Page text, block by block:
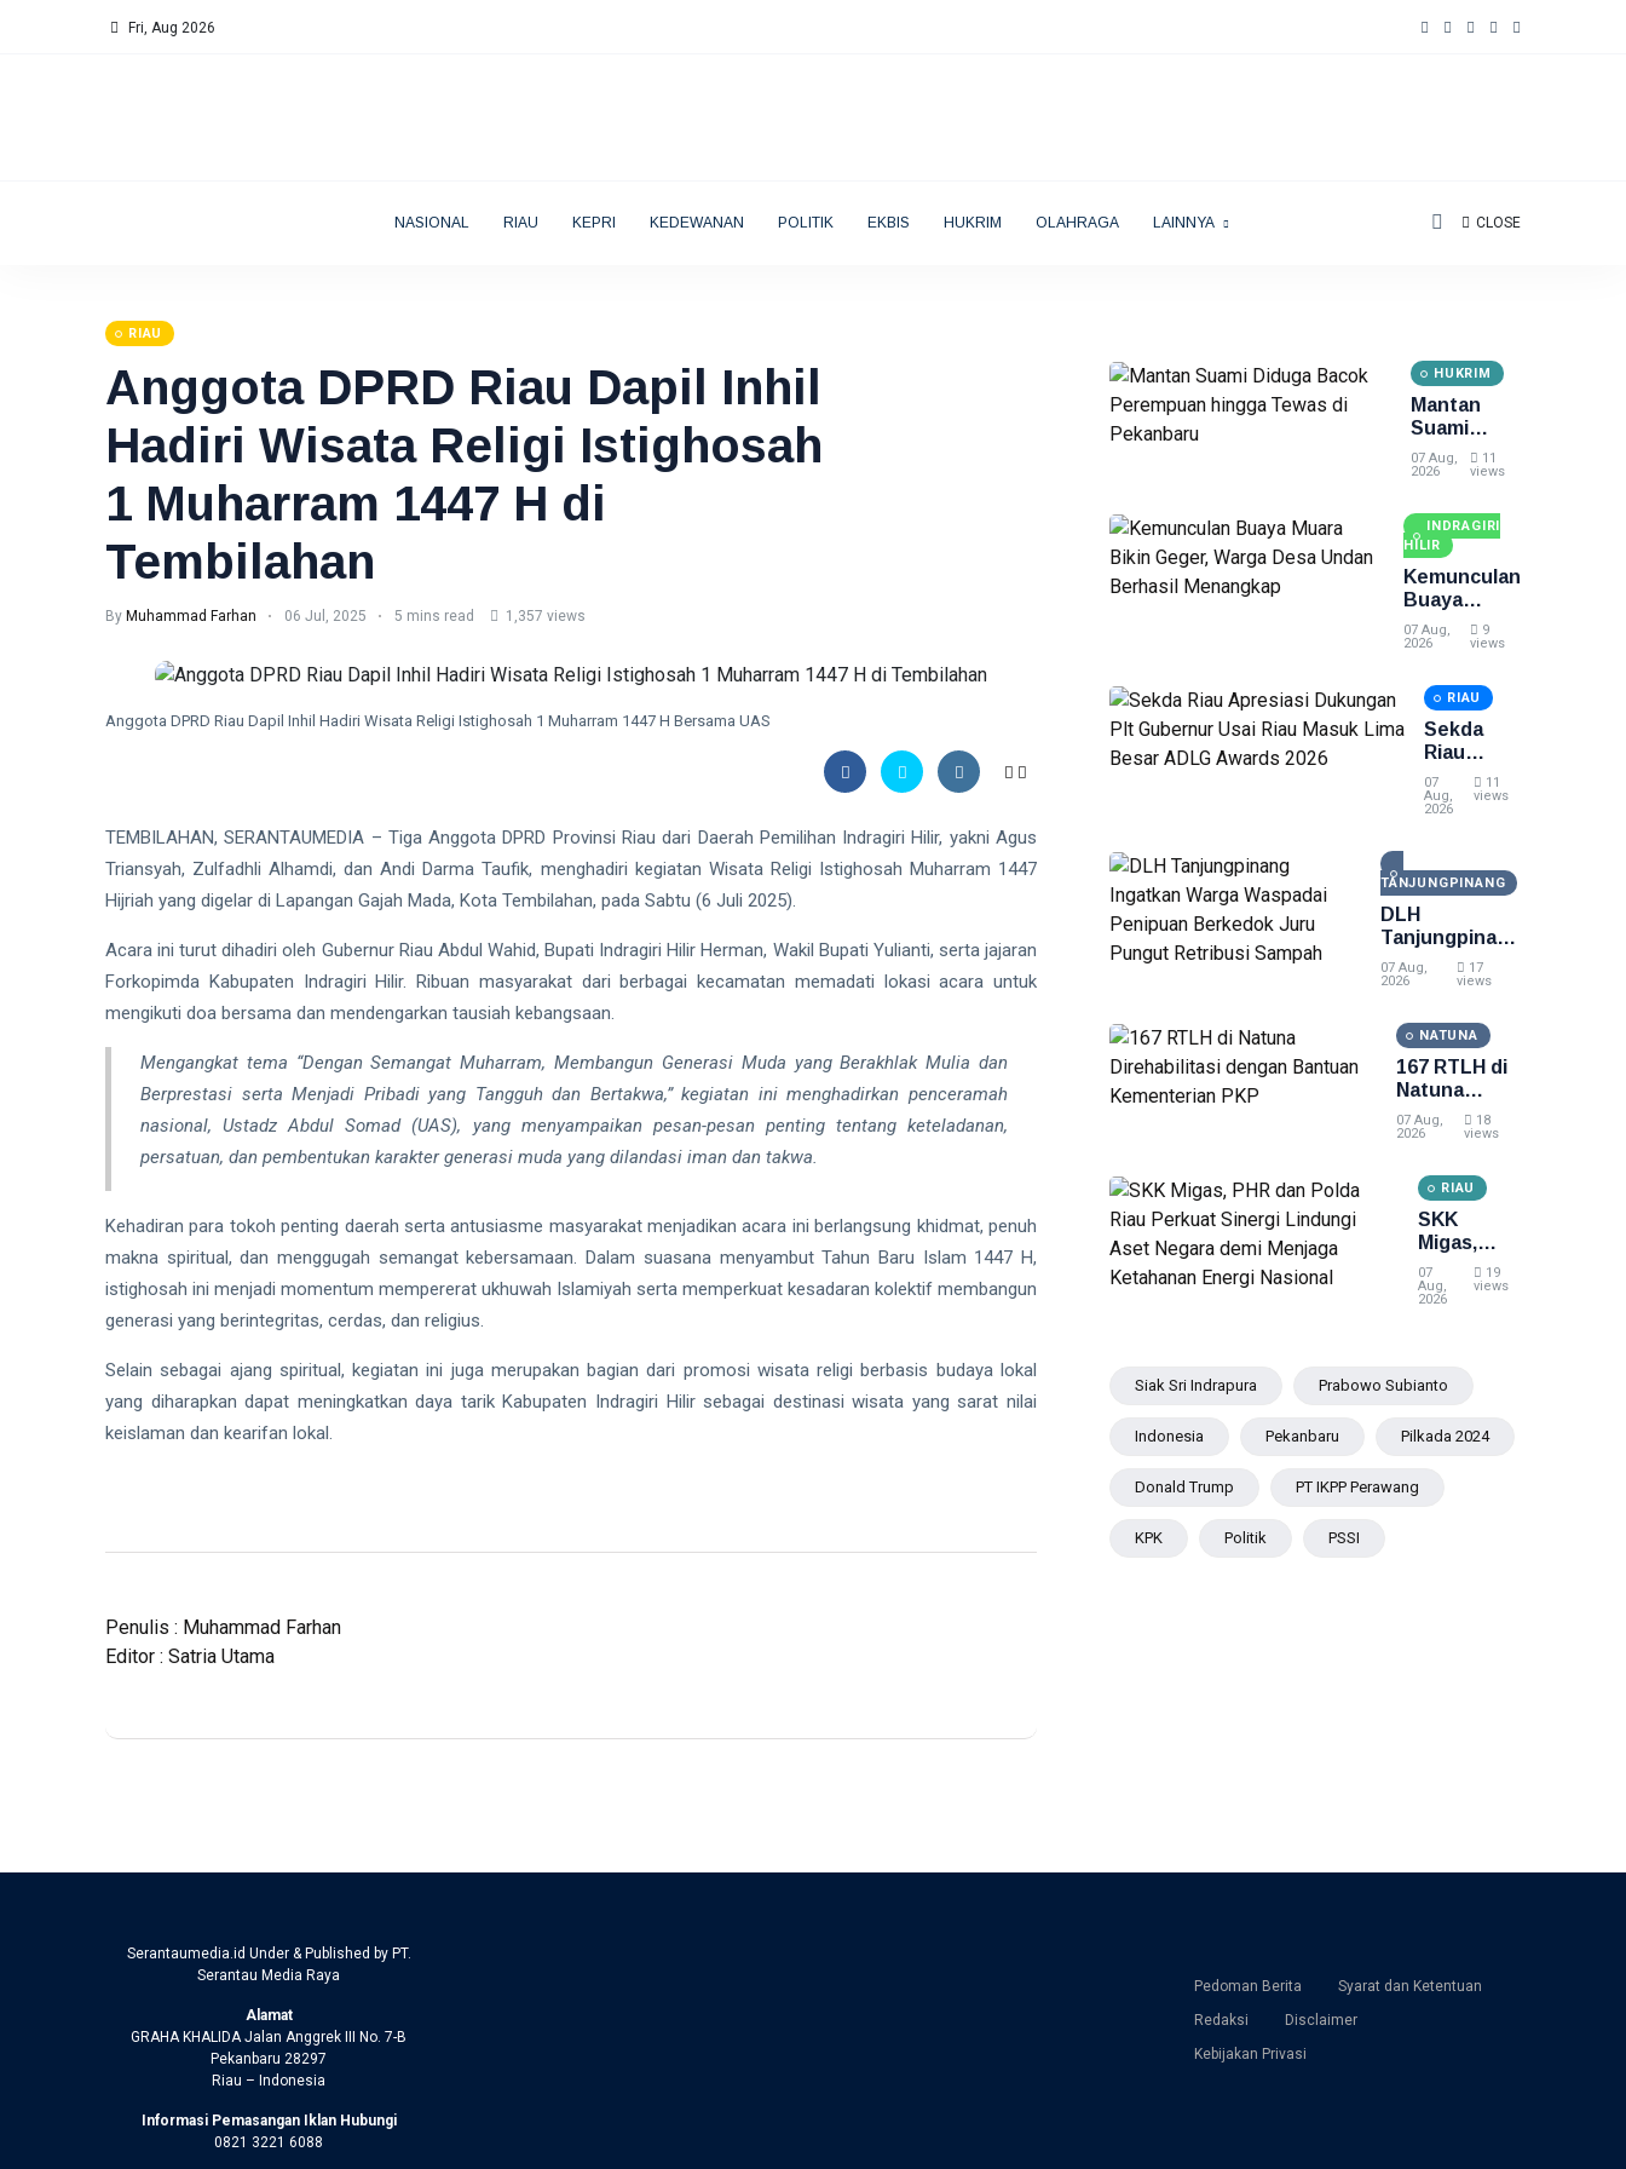
Fri, Aug 2026
NASIONAL RIAU KEPRI KEDEWANAN POLITIK EKBIS HUKRIM OLAHRAGA LAINNYA CLOSE
RIAU
Anggota DPRD Riau Dapil Inhil
Hadiri Wisata Religi Istighosah
1 Muharram 1447 H di
Tembilahan
By Muhammad Farhan 06 Jul, 2025 5 mins read 1,357 views
Anggota DPRD Riau Dapil Inhil Hadiri Wisata Religi Istighosah 1 Muharram 1447 H Bersama UAS
TEMBILAHAN, SERANTAUMEDIA – Tiga Anggota DPRD Provinsi Riau dari Daerah Pemilihan Indragiri Hilir, yakni Agus
Triansyah, Zulfadhli Alhamdi, dan Andi Darma Taufik, menghadiri kegiatan Wisata Religi Istighosah Muharram 1447
Hijriah yang digelar di Lapangan Gajah Mada, Kota Tembilahan, pada Sabtu (6 Juli 2025).
Acara ini turut dihadiri oleh Gubernur Riau Abdul Wahid, Bupati Indragiri Hilir Herman, Wakil Bupati Yulianti, serta jajaran
Forkopimda Kabupaten Indragiri Hilir. Ribuan masyarakat dari berbagai kecamatan memadati lokasi acara untuk
mengikuti doa bersama dan mendengarkan tausiah kebangsaan.
Mengangkat tema “Dengan Semangat Muharram, Membangun Generasi Muda yang Berakhlak Mulia dan
Berprestasi serta Menjadi Pribadi yang Tangguh dan Bertakwa,”kegiatan ini menghadirkan penceramah
nasional, Ustadz Abdul Somad (UAS), yang menyampaikan pesan-pesan penting tentang keteladanan,
persatuan, dan pembentukan karakter generasi muda yang dilandasi iman dan takwa.
Kehadiran para tokoh penting daerah serta antusiasme masyarakat menjadikan acara ini berlangsung khidmat, penuh
makna spiritual, dan menggugah semangat kebersamaan. Dalam suasana menyambut Tahun Baru Islam 1447 H,
istighosah ini menjadi momentum mempererat ukhuwah Islamiyah serta memperkuat kesadaran kolektif membangun
generasi yang berintegritas, cerdas, dan religius.
Selain sebagai ajang spiritual, kegiatan ini juga merupakan bagian dari promosi wisata religi berbasis budaya lokal
yang diharapkan dapat meningkatkan daya tarik Kabupaten Indragiri Hilir sebagai destinasi wisata yang sarat nilai
keislaman dan kearifan lokal.
Penulis : Muhammad Farhan
Editor : Satria Utama
HUKRIM
Mantan
Suami
Diduga
Bacok
hingga
Tewas di
Pekanbaru
07 Aug,
2026
11
views
INDRAGIRI
HILIR
Kemunculan
Buaya
Muara Bikin
Geger,
Undan
Berhasil
Menangkap
07 Aug,
2026
9
views
RIAU
Sekda
Riau
Apresiasi
Dukungan
Usai Riau
Masuk
Besar
ADLG
Awards
07
Aug,
2026
11
views
TANJUNGPINANG
DLH
Tanjungpinang
Ingatkan
Warga
Penipuan
Berkedok Juru
Pungut
Retribusi
Sampah
07 Aug,
2026
17
views
NATUNA
167 RTLH di
Natuna
Direhabilitasi
dengan
Kementerian
PKP
07 Aug,
2026
18
views
RIAU
SKK
Migas,
PHR dan
Polda Riau
Aset
demi
07
Aug,
2026
19
views
Siak Sri Indrapura Prabowo Subianto
Indonesia Pekanbaru Pilkada 2024
Donald Trump PT IKPP Perawang
KPK Politik PSSI
Serantaumedia.id Under & Published by PT.
Serantau Media Raya
Alamat
GRAHA KHALIDA Jalan Anggrek III No. 7-B
Pekanbaru 28297
Riau – Indonesia
Informasi Pemasangan Iklan Hubungi
0821 3221 6088
Pedoman Berita
Syarat dan Ketentuan
Redaksi
Disclaimer
Kebijakan Privasi